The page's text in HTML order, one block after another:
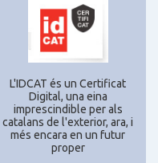
L'IDCAT és un Certificat
Digital, una eina
imprescindible per als
catalans de l'exterior, ara, i
més encara en un futur
proper